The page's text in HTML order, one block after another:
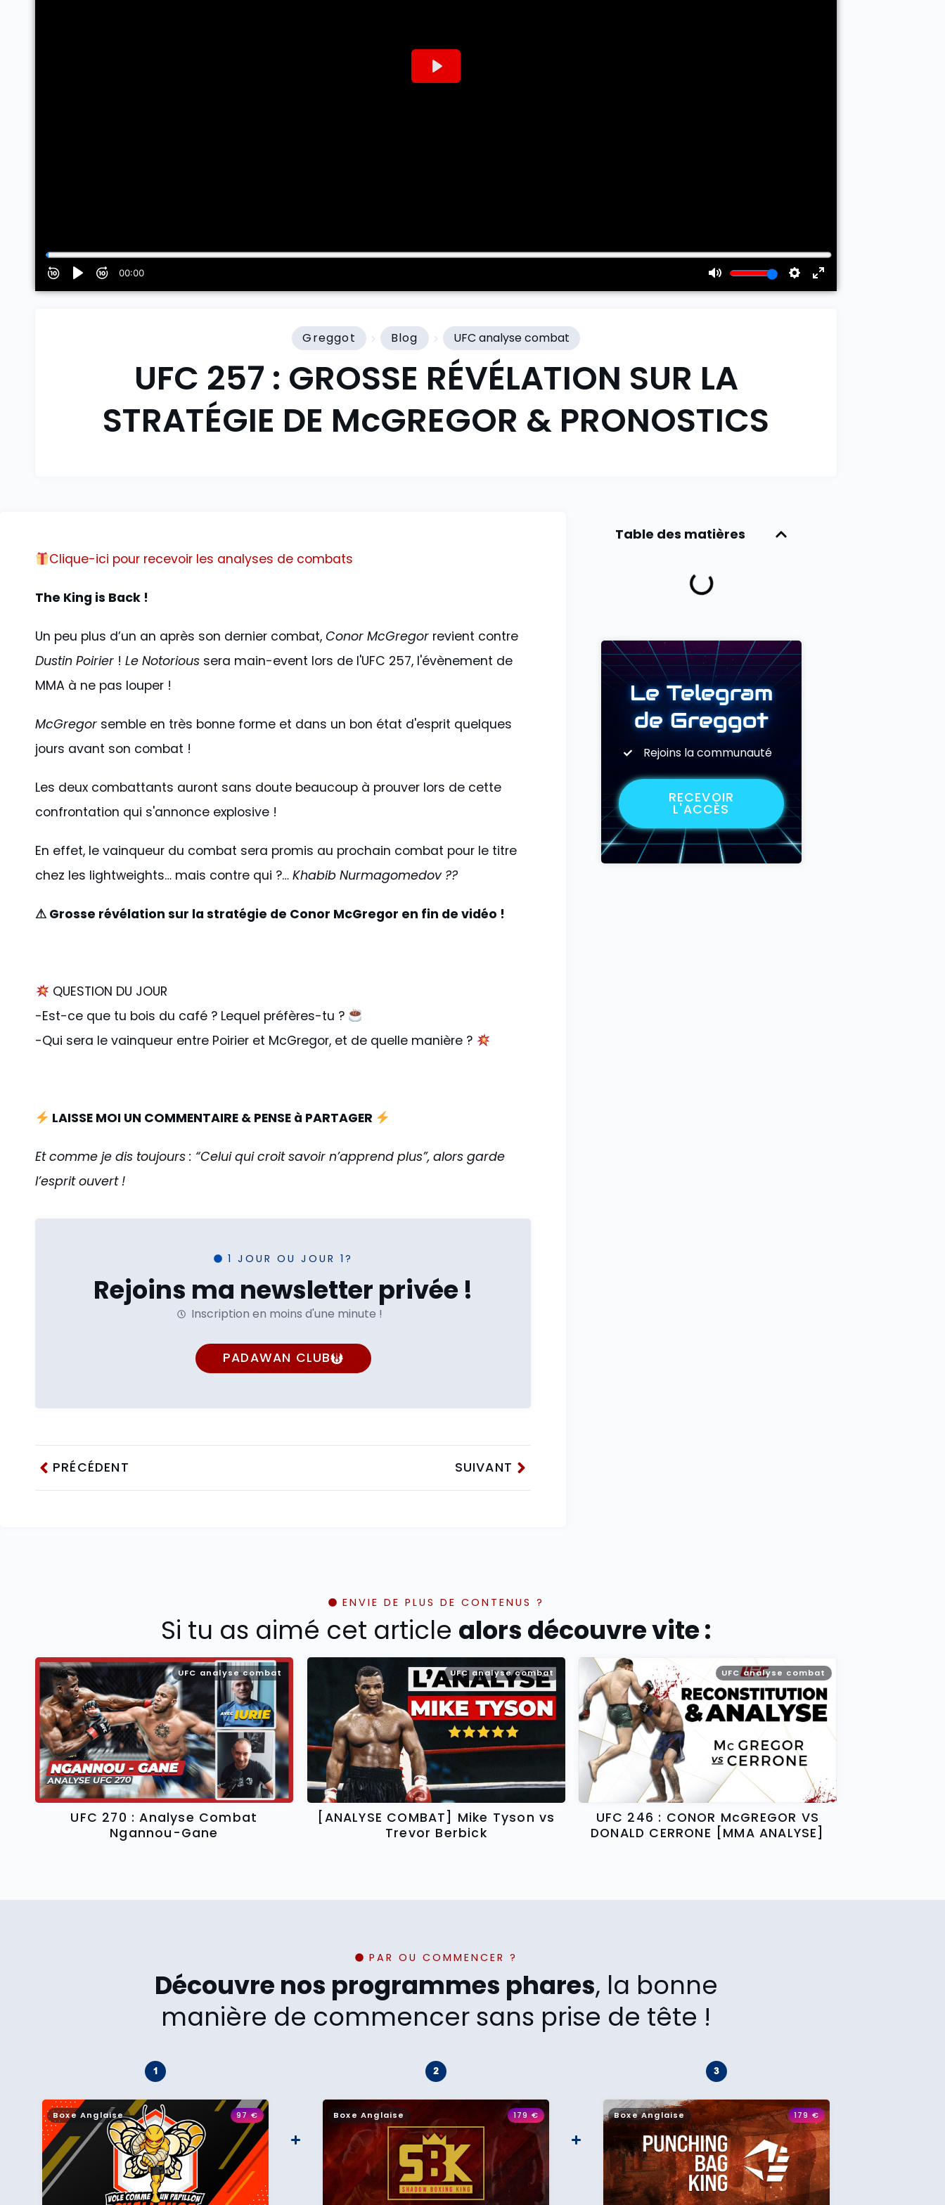
Greggot Blog UFC analyse combat
UFC 257 : GROSSE RÉVÉLATION SUR LA
STRATÉGIE DE McGREGOR & PRONOSTICS
Clique-ici pour recevoir les analyses de combats
The King is Back !
Un peu plus d’un an après son dernier combat, Conor McGregor revient contre
Dustin Poirier ! Le Notorious sera main-event lors de l'UFC 257, l'évènement de
MMA à ne pas louper !
McGregor semble en très bonne forme et dans un bon état d'esprit quelques
jours avant son combat !
Les deux combattants auront sans doute beaucoup à prouver lors de cette
confrontation qui s'annonce explosive !
En effet, le vainqueur du combat sera promis au prochain combat pour le titre
chez les lightweights… mais contre qui ?… Khabib Nurmagomedov ??
⚠ Grosse révélation sur la stratégie de Conor McGregor en fin de vidéo !
QUESTION DU JOUR
-Est-ce que tu bois du café ? Lequel préfères-tu ?
-Qui sera le vainqueur entre Poirier et McGregor, et de quelle manière ?
LAISSE MOI UN COMMENTAIRE & PENSE à PARTAGER
Et comme je dis toujours : “Celui qui croit savoir n’apprend plus”, alors garde
l’esprit ouvert !
1 JOUR OU JOUR 1?
Rejoins ma newsletter privée !
Inscription en moins d'une minute !
PADAWAN CLUB
PRÉCÉDENT SUIVANT
Table des matières
Le Telegram
de Greggot
Rejoins la communauté
RECEVOIR
L'ACCÈS
ENVIE DE PLUS DE CONTENUS ?
Si tu as aimé cet article alors découvre vite :
UFC analyse combat
UFC 270 : Analyse Combat
Ngannou-Gane
UFC analyse combat
[ANALYSE COMBAT] Mike Tyson vs
Trevor Berbick
UFC analyse combat
UFC 246 : CONOR McGREGOR VS
DONALD CERRONE [MMA ANALYSE]
PAR OU COMMENCER ?
Découvre nos programmes phares, la bonne
manière de commencer sans prise de tête !
Boxe Anglaise 97€ Boxe Anglaise 179€ Boxe Anglaise 179€